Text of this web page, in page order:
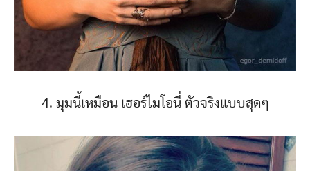
4. มุมนี้เหมือน เฮอร์ไมโอนี่ ตัวจริงแบบสุดๆ